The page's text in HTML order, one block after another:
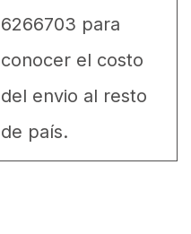
6266703 para
conocer el costo
del envio al resto
de país.